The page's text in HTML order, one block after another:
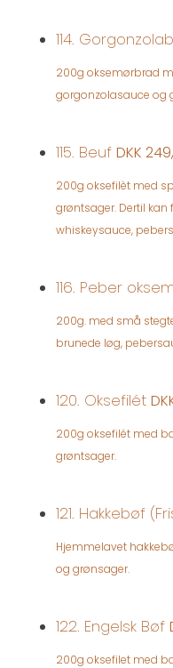
114.
200g oksemørbrad
gorgonzolasauce og
115. Beuf DKK
200g oksefilèt med
grøntsager. Dertil
whiskeysauce,
116. Peber
200g. med små
brunede løg,
120. Oksefilét
200g oksefilét med
grøntsager.
121. Hakkebøf
Hjemmelavet
og grønsager.
122. Engelsk Bøf
200g oksefilet med